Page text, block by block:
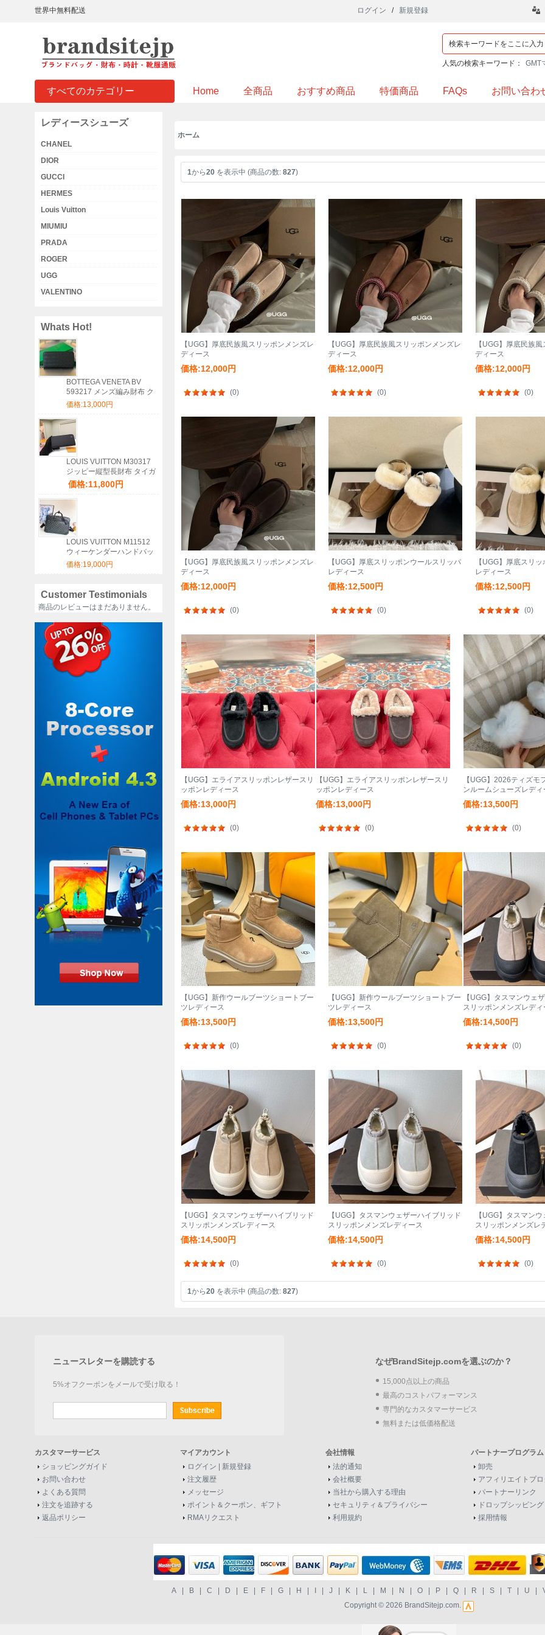
世界中無料配送 ログイン / 新規登録
人気の検索キーワード： GMT
すべてのカテゴリー Home 全商品 おすすめ商品 特価商品 FAQs お問い合わ
レディースシューズ
CHANEL
DIOR
GUCCI
HERMES
Louis Vuitton
MIUMIU
PRADA
ROGER
UGG
VALENTINO
Whats Hot!
BOTTEGA VENETA BV
593217 メンズ編み財布 ク
ラシック編み牛皮 19x10cm
価格:13,000円
LOUIS VUITTON M30317
ジッピー縦型長財布 タイガ
ブラック サイズ:20x10cm
価格:11,800円
LOUIS VUITTON M11512
ウィーケンダーハンドバッ
グ サイズ:46x31x18cm
価格:19,000円
Customer Testimonials
商品のレビューはまだありません。
ホーム
1から20 を表示中 (商品の数: 827)
【UGG】厚底民族風スリッポンメンズレ
ディース
価格:12,000円
(0)
【UGG】厚底民族風スリッポンメンズレ
ディース
価格:12,000円
(0)
【UGG】厚底民族
ディース
価格:12,000円
(0)
【UGG】厚底民族風スリッポンメンズレ
ディース
価格:12,000円
(0)
【UGG】厚底スリッポンウールスリッパ
レディース
価格:12,500円
(0)
【UGG】厚底スリ
レディース
価格:12,500円
(0)
【UGG】エライアスリッポンレザースリ
ッポンレディース
価格:13,000円
(0)
【UGG】エライアスリッポンレザースリ
ッポンレディース
価格:13,000円
(0)
【UGG】2026ティズモ
ンルームシューズレディ
価格:13,500円
(0)
【UGG】新作ウールブーツショートブー
ツレディース
価格:13,500円
(0)
【UGG】新作ウールブーツショートブー
ツレディース
価格:13,500円
(0)
【UGG】タスマンウェ
スリッポンメンズレディ
価格:14,500円
(0)
【UGG】タスマンウェザーハイブリッド
スリッポンメンズレディース
価格:14,500円
(0)
【UGG】タスマンウェザーハイブリッド
スリッポンメンズレディース
価格:14,500円
(0)
【UGG】タスマン
スリッポンメンズレ
価格:14,500円
(0)
1から20 を表示中 (商品の数: 827)
ニュースレターを購読する
5%オフクーポンをメールで受け取る！
なぜBrandSitejp.comを選ぶのか？
15,000点以上の商品
最高のコストパフォーマンス
専門的なカスタマーサービス
無料または低価格配送
カスタマーサービス
ショッピングガイド
お問い合わせ
よくある質問
注文を追跡する
返品ポリシー
マイアカウント
ログイン
新規登録
注文履歴
メッセージ
ポイント＆クーポン、ギフト
RMAリクエスト
会社情報
法的通知
会社概要
当社から購入する理由
セキュリティ＆プライバシー
利用規約
パートナープログラム
卸売
アフィリエイトプ
パートナーリンク
ドロップシッピング
採用情報
A B C D E F G H J K L M N O P Q R S T U
Copyright © 2026 BrandSitejp.com.